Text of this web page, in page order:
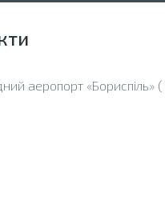
аеропорт «Бориспіль» (